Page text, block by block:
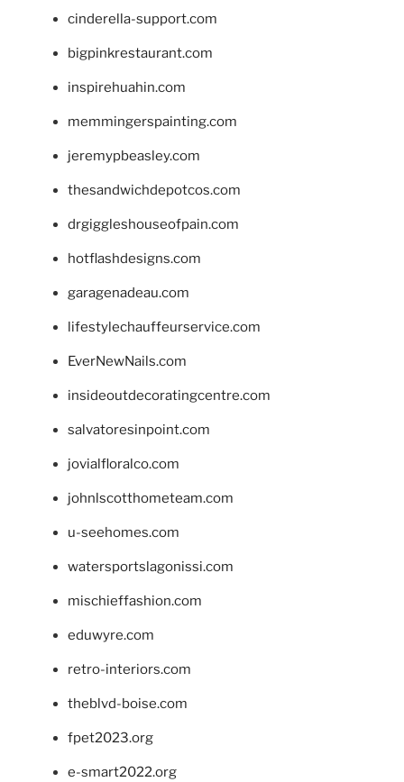
cinderella-support.com
bigpinkrestaurant.com
inspirehuahin.com
memmingerspainting.com
jeremypbeasley.com
thesandwichdepotcos.com
drgiggleshouseofpain.com
hotflashdesigns.com
garagenadeau.com
lifestylechauffeurservice.com
EverNewNails.com
insideoutdecoratingcentre.com
salvatoresinpoint.com
jovialfloralco.com
johnlscotthometeam.com
u-seehomes.com
watersportslagonissi.com
mischieffashion.com
eduwyre.com
retro-interiors.com
theblvd-boise.com
fpet2023.org
e-smart2022.org